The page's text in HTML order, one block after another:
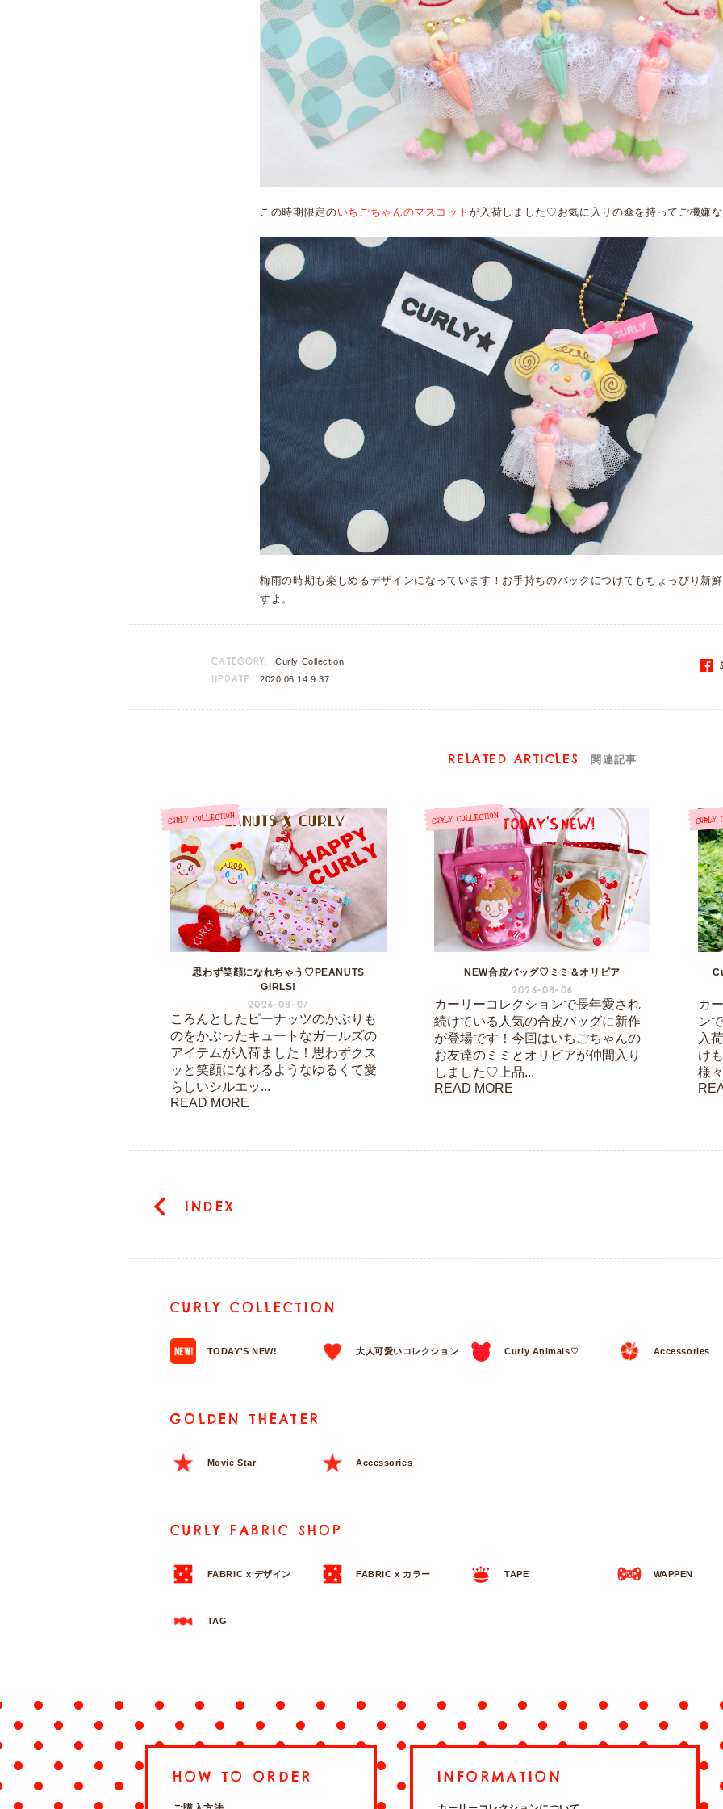
この時期限定のいちごちゃんのマスコットが入荷しました♡お気に入りの傘を持ってご機嫌
梅雨の時期も楽しめるデザインになっています！お手持ちのバックにつけてもちょっぴり新
すよ。
CATEGORY: Curly Collection
UPDATE: 2020.06.14 9:37
RELATED ARTICLES 関連記事
思わず笑顔になれちゃう♡PEANUTS
GIRLS!
2026-08-07
ころんとしたピーナッツのかぶりも
のをかぶったキュートなガールズの
アイテムが入荷ました！思わずクス
ッと笑顔になれるようなゆるくて愛
らしいシルエッ...
READ MORE
NEW合皮バッグ♡ミミ＆オリビア
2026-08-06
カーリーコレクションで長年愛され
続けている人気の合皮バッグに新作
が登場です！今回はいちごちゃんの
お友達のミミとオリビアが仲間入り
しました♡上品...
READ MORE
カ
ン
入
け
様
INDEX
CURLY COLLECTION
TODAY'S NEW! 大人可愛いコレクション Curly Animals♡ Accessories
GOLDEN THEATER
Movie Star Accessories
CURLY FABRIC SHOP
FABRIC x デザイン FABRIC x カラー TAPE WAPPEN
TAG
HOW TO ORDER INFORMATION